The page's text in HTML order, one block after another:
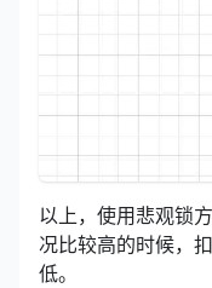
以上，使用悲观锁
况比较高的时候，
低。